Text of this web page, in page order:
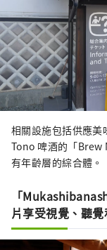
相關設施包括供應美
Tono 啤酒的「Brew
有年齡層的綜合體。
「
片享受視覺、聽